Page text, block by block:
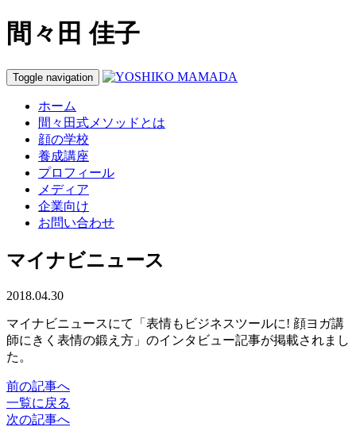
間々田 佳子
Toggle navigation
ホーム
間々田式メソッドとは
顔の学校
養成講座
プロフィール
メディア
企業向け
お問い合わせ
マイナビニュース
2018.04.30
マイナビニュースにて「表情もビジネスツールに! 顔ヨガ講
師にきく表情の鍛え方」のインタビュー記事が掲載されまし
た。
前の記事へ
一覧に戻る
次の記事へ